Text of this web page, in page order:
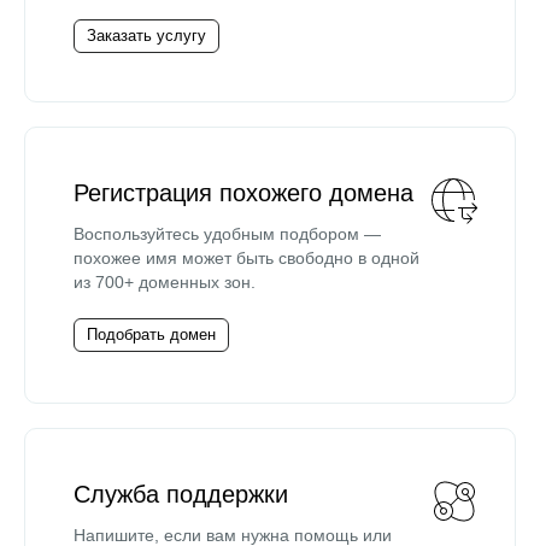
Заказать услугу
Регистрация похожего домена
Воспользуйтесь удобным подбором —
похожее имя может быть свободно в одной
из 700+ доменных зон.
Подобрать домен
Служба поддержки
Напишите, если вам нужна помощь или